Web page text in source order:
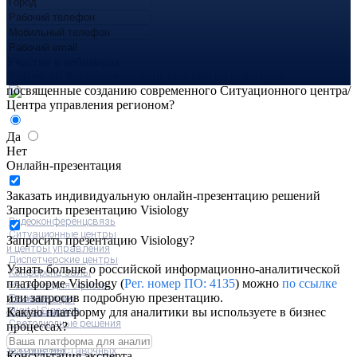
СИСТЕМНАЯ
ИНТЕГРАЦИЯ
АНАЛИЗ ДАННЫХ
ПОРТФОЛИО
О НАС
НОВОСТИ
КОНТАКТЫ
Видеоконференцсвязь
Ситуационные центры
и центры управления
Диспетчерские центры
Конференц-залы
Решения для офисов,
коллаборация
Решения для
образования
Digital Signage
Светодиодные решения
(LED)
Решения для музеев,
театров, выставочных
О компании
посвященные созданию современного Ситуационного центра/
Центра управления регионом?
Да
Нет
Онлайн-презентация
Заказать индивидуальную онлайн-презентацию решений
Запросить презентацию Visiology
Запросить презентацию Visiology?
Узнать больше о российской информационно-аналитической
платформе Visiology (Рег. номер ПО: 4135) можно по ссылке
или запросив подробную презентацию.
Какую платформу для аналитики вы используете в бизнес
процессах?